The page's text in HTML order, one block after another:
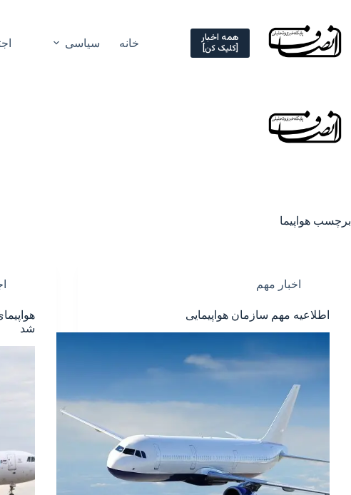
content
همه اخبار
[کلیک کن] خانه سیاسی
برچسب هواپیما
اخبار مهم
اطلاعیه مهم سازمان هواپیمایی
شد